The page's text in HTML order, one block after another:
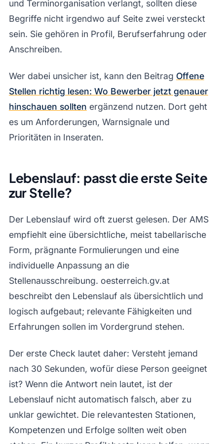
und Terminorganisation verlangt, sollten diese
Begriffe nicht irgendwo auf Seite zwei versteckt
sein. Sie gehören in Profil, Berufserfahrung oder
Anschreiben.
Wer dabei unsicher ist, kann den Beitrag Offene
Stellen richtig lesen: Wo Bewerber jetzt genauer
hinschauen sollten ergänzend nutzen. Dort geht
es um Anforderungen, Warnsignale und
Prioritäten in Inseraten.
Lebenslauf: passt die erste Seite
zur Stelle?
Der Lebenslauf wird oft zuerst gelesen. Der AMS
empfiehlt eine übersichtliche, meist tabellarische
Form, prägnante Formulierungen und eine
individuelle Anpassung an die
Stellenausschreibung. oesterreich.gv.at
beschreibt den Lebenslauf als übersichtlich und
logisch aufgebaut; relevante Fähigkeiten und
Erfahrungen sollen im Vordergrund stehen.
Der erste Check lautet daher: Versteht jemand
nach 30 Sekunden, wofür diese Person geeignet
ist? Wenn die Antwort nein lautet, ist der
Lebenslauf nicht automatisch falsch, aber zu
unklar gewichtet. Die relevantesten Stationen,
Kompetenzen und Erfolge sollten weit oben